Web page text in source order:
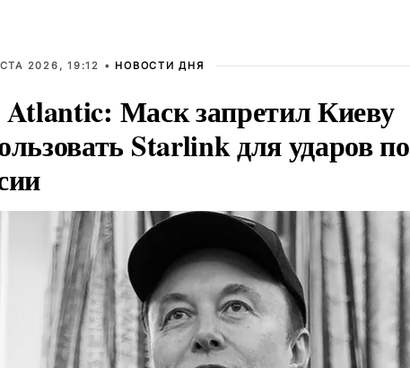
2026, 19:12 • НОВОСТИ ДНЯ
Atlantic: Маск запретил Киеву
Starlink для ударов по